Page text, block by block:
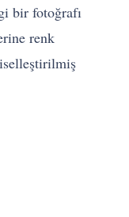
bir fotoğrafı
renk